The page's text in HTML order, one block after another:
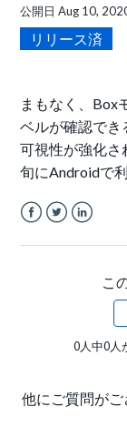
公開日Aug 10,
リリース済
まもなく、Box
ベルが確認でき
可視性が強化さ
旬にAndroidで
こ
0人中0人
他にご質問がご